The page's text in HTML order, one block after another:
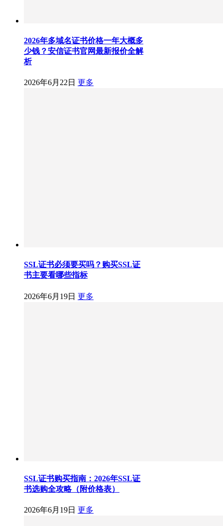
2026年多域名证书价格一年大概多
少钱？安信证书官网最新报价全解
析
2026年6月22日 更多
SSL证书必须要买吗？购买SSL证
书主要看哪些指标
2026年6月19日 更多
SSL证书购买指南：2026年SSL证
书选购全攻略（附价格表）
2026年6月19日 更多